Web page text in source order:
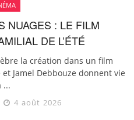
NUAGES : LE FILM
DE L’ÉTÉ
la création dans un film
Jamel Debbouze donnent vie
...
4 août 2026